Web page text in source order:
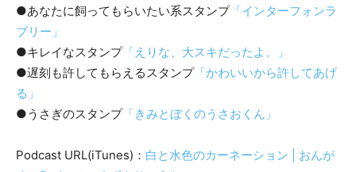
●あなたに飼ってもらいたい系スタンプ「インターフォンラ
ブリー」
●キレイなスタンプ「えりな、大スキだったよ。」
●遅刻も許してもらえるスタンプ「かわいいから許してあげ
る」
●うさぎのスタンプ「きみとぼくのうさおくん」
Podcast URL(iTunes)： 白と水色のカーネーション | おんが